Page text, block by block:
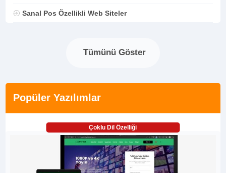
Sanal Pos Özellikli Web Siteler
Tümünü Göster
Popüler Yazılımlar
Çoklu Dil Özelliği